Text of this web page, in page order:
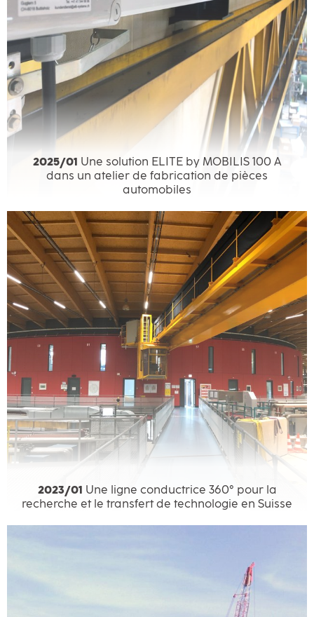
2025/01 Une solution ELITE by MOBILIS 100 A
dans un atelier de fabrication de pièces
automobiles
2023/01 Une ligne conductrice 360° pour la
recherche et le transfert de technologie en Suisse